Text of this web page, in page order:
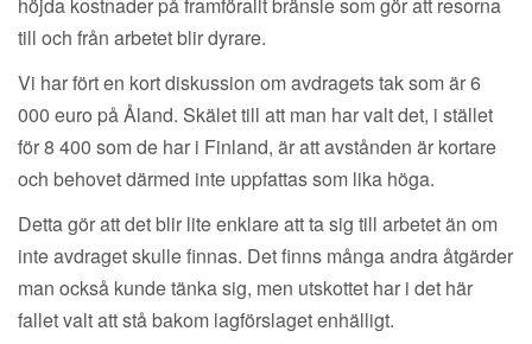
höjda kostnader på framförallt bränsle som gör att resorna
till och från arbetet blir dyrare.
Vi har fört en kort diskussion om avdragets tak som är 6
000 euro på Åland. Skälet till att man har valt det, i stället
för 8 400 som de har i Finland, är att avstånden är kortare
och behovet därmed inte uppfattas som lika höga.
Detta gör att det blir lite enklare att ta sig till arbetet än om
inte avdraget skulle finnas. Det finns många andra åtgärder
man också kunde tänka sig, men utskottet har i det här
fallet valt att stå bakom lagförslaget enhälligt.